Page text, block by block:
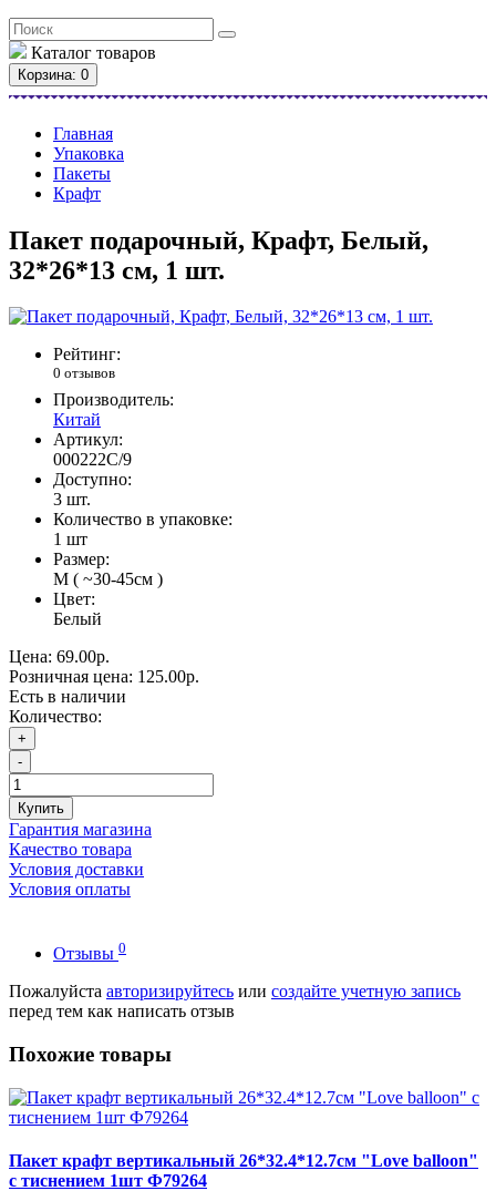
Каталог товаров
Корзина: 0
Главная
Упаковка
Пакеты
Крафт
Пакет подарочный, Крафт, Белый,
32*26*13 см, 1 шт.
Рейтинг:
0 отзывов
Производитель:
Китай
Артикул:
000222C/9
Доступно:
3 шт.
Количество в упаковке:
1 шт
Размер:
M ( ~30-45см )
Цвет:
Белый
Цена: 69.00р.
Розничная цена: 125.00р.
Есть в наличии
Количество:
+
-
Купить
Гарантия магазина
Качество товара
Условия доставки
Условия оплаты
Отзывы 0
Пожалуйста авторизируйтесь или создайте учетную запись
перед тем как написать отзыв
Похожие товары
Пакет крафт вертикальный 26*32.4*12.7см "Love balloon"
с тиснением 1шт Ф79264